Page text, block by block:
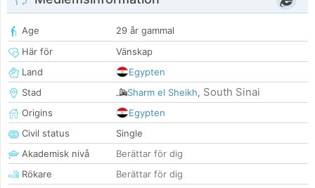
Age
29 år gammal
Här för
Vänskap
Land
Egypten
Stad
Sharm el Sheikh, South Sinai
Origins
Egypten
Civil status
Single
Akademisk nivå
Berättar för dig
Rökare
Berättar för dig